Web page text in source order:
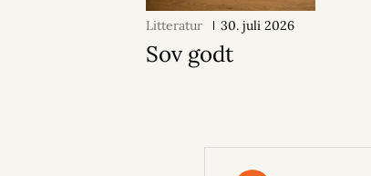
Litteratur 30. juli 2026
Sov godt